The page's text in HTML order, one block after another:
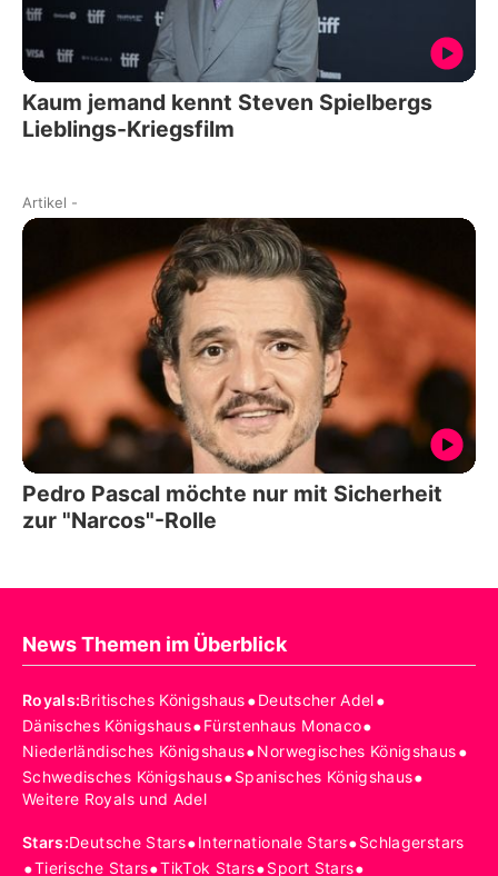
Kaum jemand kennt Steven Spielbergs
Lieblings-Kriegsfilm
Artikel -
Pedro Pascal möchte nur mit Sicherheit
zur "Narcos"-Rolle
News Themen im Überblick
Royals:Britisches Königshaus•Deutscher Adel•
Dänisches Königshaus•Fürstenhaus Monaco•
Niederländisches Königshaus•Norwegisches Königshaus•
Schwedisches Königshaus•Spanisches Königshaus•
Weitere Royals und Adel
Stars:Deutsche Stars•Internationale Stars•Schlagerstars
•Tierische Stars•TikTok Stars•Sport Stars•